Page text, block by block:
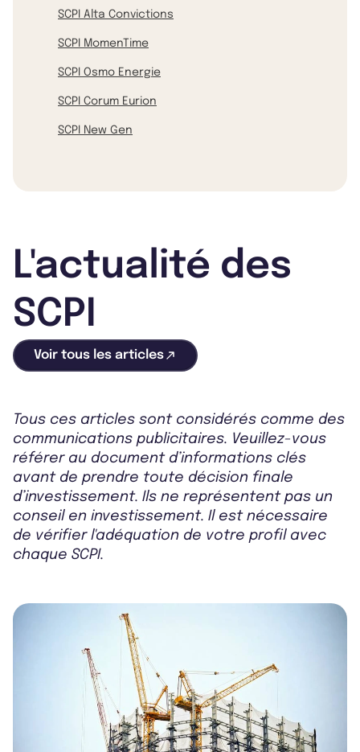
SCPI Alta Convictions
SCPI MomenTime
SCPI Osmo Energie
SCPI Corum Eurion
SCPI New Gen
L'actualité des
SCPI
Voir tous les articles
Tous ces articles sont considérés comme des
communications publicitaires. Veuillez-vous
référer au document d’informations clés
avant de prendre toute décision finale
d’investissement. Ils ne représentent pas un
conseil en investissement. Il est nécessaire
de vérifier l'adéquation de votre profil avec
chaque SCPI.